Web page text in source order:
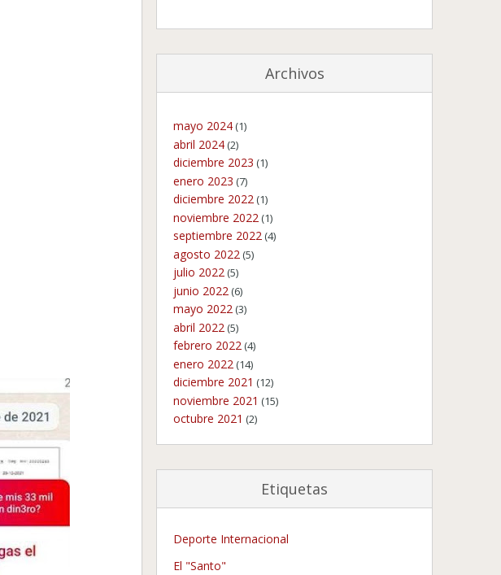
Archivos
mayo 2024 (1)
abril 2024 (2)
diciembre 2023 (1)
enero 2023 (7)
diciembre 2022 (1)
noviembre 2022 (1)
septiembre 2022 (4)
agosto 2022 (5)
julio 2022 (5)
junio 2022 (6)
mayo 2022 (3)
abril 2022 (5)
febrero 2022 (4)
enero 2022 (14)
diciembre 2021 (12)
noviembre 2021 (15)
octubre 2021 (2)
Etiquetas
Deporte Internacional
El "Santo"